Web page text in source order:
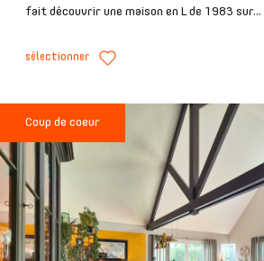
fait découvrir une maison en L de 1983 sur...
sélectionner
Coup de coeur